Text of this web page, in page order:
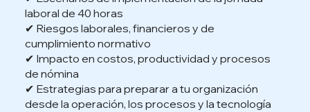
laboral de 40 horas
✔ Riesgos laborales, financieros y de
cumplimiento normativo
✔ Impacto en costos, productividad y procesos
de nómina
✔ Estrategias para preparar a tu organización
desde la operación, los procesos y la tecnología